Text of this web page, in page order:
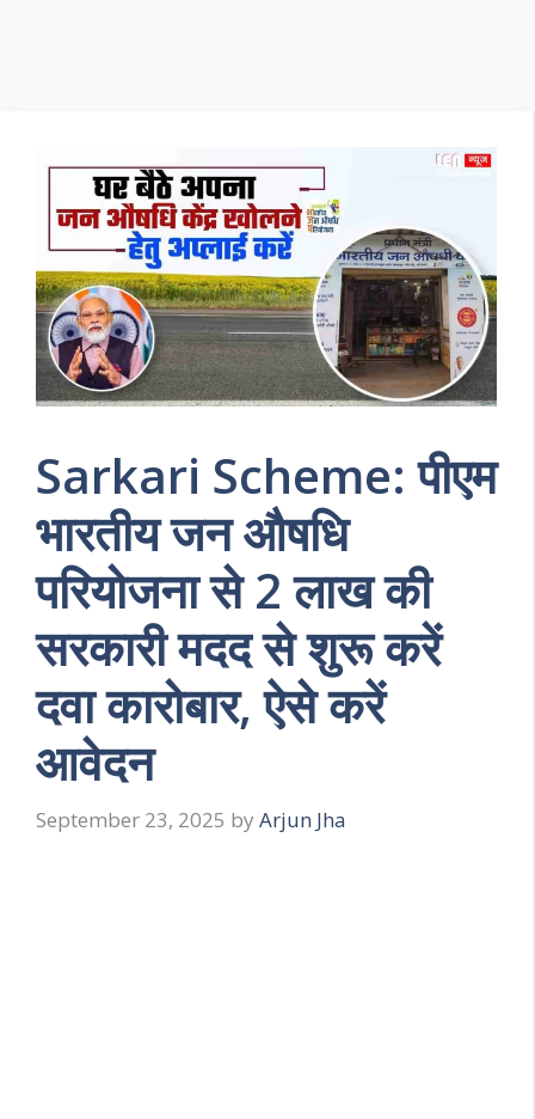
Sarkari Scheme: पीएम
भारतीय जन औषधि
परियोजना से 2 लाख की
सरकारी मदद से शुरू करें
दवा कारोबार, ऐसे करें
आवेदन
September 23, 2025 by Arjun Jha